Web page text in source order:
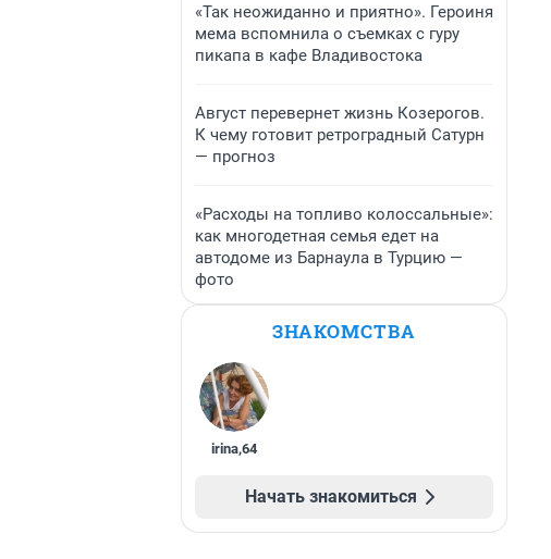
«Так неожиданно и приятно». Героиня
мема вспомнила о съемках с гуру
пикапа в кафе Владивостока
Август перевернет жизнь Козерогов.
К чему готовит ретроградный Сатурн
— прогноз
«Расходы на топливо колоссальные»:
как многодетная семья едет на
автодоме из Барнаула в Турцию —
фото
ЗНАКОМСТВА
irina,64
Начать знакомиться